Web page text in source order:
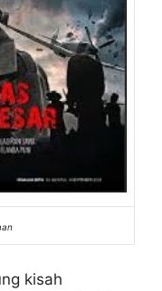
kisah